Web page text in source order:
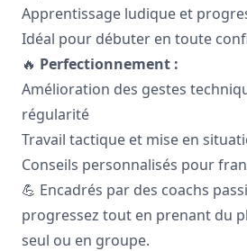
Apprentissage ludique et
Idéal pour débuter en toute
🔥 Perfectionnement :
Amélioration des gestes
régularité
Travail tactique et mise en
Conseils personnalisés pour
💪 Encadrés par des coachs
progressez tout en prenant du
seul ou en groupe.